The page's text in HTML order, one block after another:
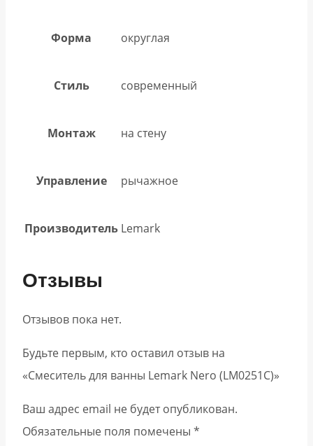
Форма округлая
Стиль современный
Монтаж на стену
Управление рычажное
Производитель Lemark
Отзывы
Отзывов пока нет.
Будьте первым, кто оставил отзыв на
«Смеситель для ванны Lemark Nero (LM0251C)»
Ваш адрес email не будет опубликован.
Обязательные поля помечены *